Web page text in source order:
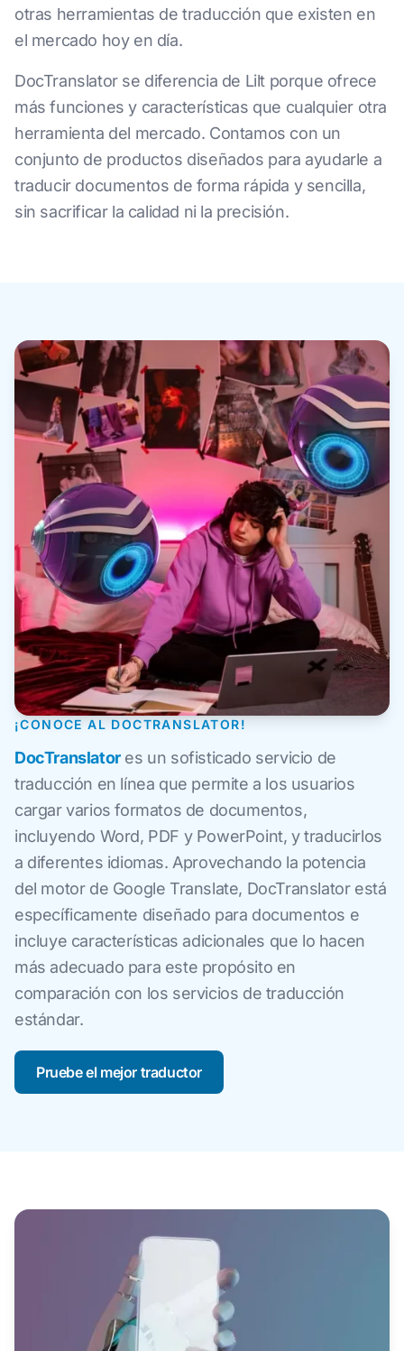
otras herramientas de traducción que existen en
el mercado hoy en día.
DocTranslator se diferencia de Lilt porque ofrece
más funciones y características que cualquier otra
herramienta del mercado. Contamos con un
conjunto de productos diseñados para ayudarle a
traducir documentos de forma rápida y sencilla,
sin sacrificar la calidad ni la precisión.
¡CONOCE AL DOCTRANSLATOR!
DocTranslatores un sofisticado servicio de
traducción en línea que permite a los usuarios
cargar varios formatos de documentos,
incluyendo Word, PDF y PowerPoint, y traducirlos
a diferentes idiomas. Aprovechando la potencia
del motor de Google Translate, DocTranslator está
específicamente diseñado para documentos e
incluye características adicionales que lo hacen
más adecuado para este propósito en
comparación con los servicios de traducción
estándar.
Pruebe el mejor traductor